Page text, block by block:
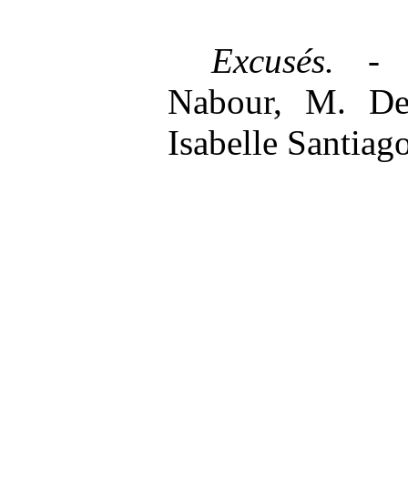
Excusés.
Nabour, M.
Isabelle